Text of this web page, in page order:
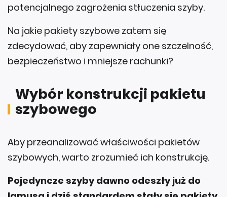
potencjalnego zagrożenia stłuczenia szyby.
Na jakie pakiety szybowe zatem się
zdecydować, aby zapewniały one szczelność,
bezpieczeństwo i mniejsze rachunki?
Wybór konstrukcji pakietu
szybowego
Aby przeanalizować właściwości pakietów
szybowych, warto zrozumieć ich konstrukcję.
Pojedyncze szyby dawno odeszły już do